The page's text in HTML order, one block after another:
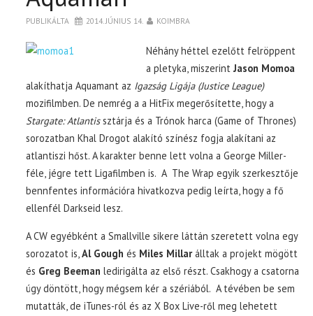
PUBLIKÁLTA 2014. JÚNIUS 14. KOIMBRA
Néhány héttel ezelőtt felröppent
a pletyka, miszerint Jason Momoa
alakíthatja Aquamant az Igazság Ligája (Justice League)
mozifilmben. De nemrég a a HitFix megerősítette, hogy a
Stargate: Atlantissztárja és a Trónok harca (Game of Thrones)
sorozatban Khal Drogot alakító színész fogja alakítani az
atlantiszi hőst. A karakter benne lett volna a George Miller-
féle, jégre tett Ligafilmben is. A The Wrap egyik szerkesztője
bennfentes információra hivatkozva pedig leírta, hogy a fő
ellenfél Darkseid lesz.
A CW egyébként a Smallville sikere láttán szeretett volna egy
sorozatot is,Al Gough és Miles Millarálltak a projekt mögött
és Greg Beeman ledirigálta az első részt. Csakhogy a csatorna
úgy döntött, hogy mégsem kér a szériából. A tévében be sem
mutatták, de iTunes-ról és az X Box Live-ről meg lehetett